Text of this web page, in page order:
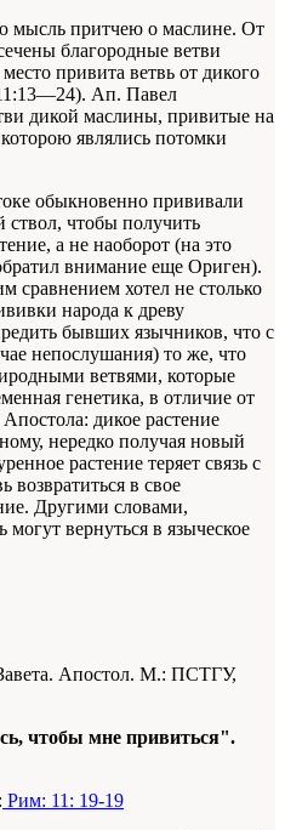
мысль притчею о маслине. От
благородные ветви
привита ветвь от дикого
Ап. Павел
дикой маслины, привитые на
являлись потомки
обыкновенно прививали
ствол, чтобы получить
а не наоборот (на это
внимание еще Ориген).
сравнением хотел не столько
народа к древу
бывших язычников, что с
непослушания) то же, что
ветвями, которые
генетика, в отличие от
дикое растение
нередко получая новый
растение теряет связь с
в свое
Другими словами,
вернуться в языческое
Апостол. М.: ПСТГУ,
чтобы мне привиться".
Рим: 11: 19-19